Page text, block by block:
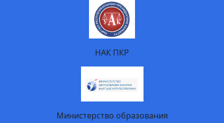
НАК ПКР
Министерство образования